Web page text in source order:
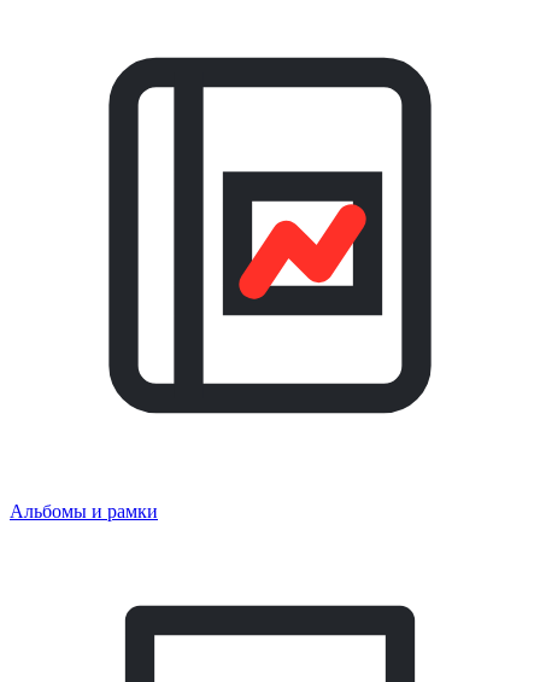
Альбомы и рамки